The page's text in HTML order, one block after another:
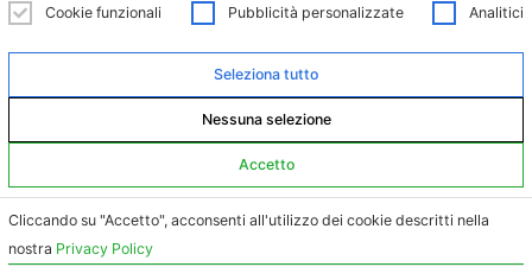
Cookie funzionali Pubblicità personalizzate Analitici
Seleziona tutto
Nessuna selezione
Accetto
Cliccando su "Accetto", acconsenti all'utilizzo dei cookie descritti nella
nostra Privacy Policy